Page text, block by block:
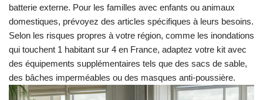
batterie externe. Pour les familles avec enfants ou animaux
domestiques, prévoyez des articles spécifiques à leurs besoins.
Selon les risques propres à votre région, comme les inondations
qui touchent 1 habitant sur 4 en France, adaptez votre kit avec
des équipements supplémentaires tels que des sacs de sable,
des bâches imperméables ou des masques anti-poussière.